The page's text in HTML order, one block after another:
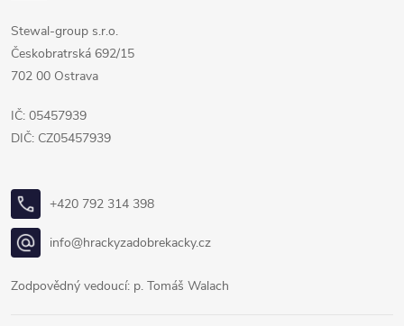
Stewal-group s.r.o.
Českobratrská 692/15
702 00 Ostrava
IČ: 05457939
DIČ: CZ05457939
+420 792 314 398
info@hrackyzadobrekacky.cz
Zodpovědný vedoucí: p. Tomáš Walach